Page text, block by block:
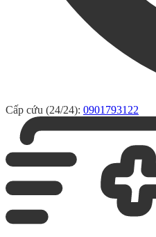
Cấp cứu (24/24): 0901793122